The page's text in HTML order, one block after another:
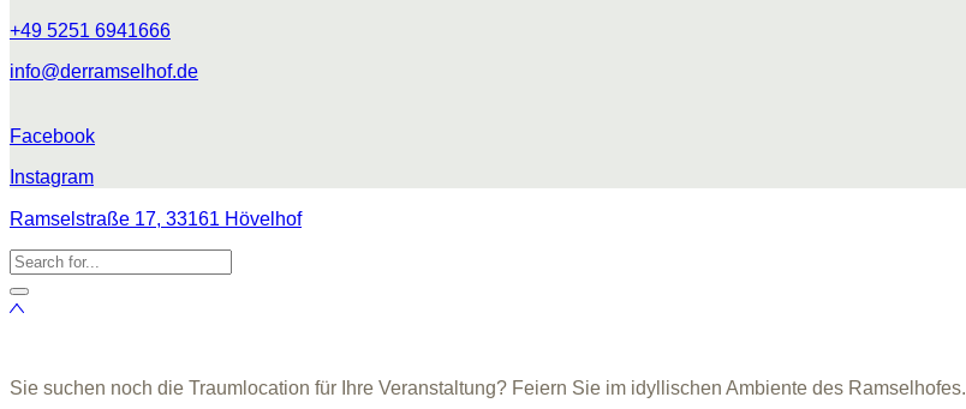
+49 5251 6941666
info@derramselhof.de
Facebook
Instagram
Ramselstraße 17, 33161 Hövelhof
Sie suchen noch die Traumlocation für Ihre Veranstaltung? Feiern Sie im idyllischen Ambiente des Ramselhofes.